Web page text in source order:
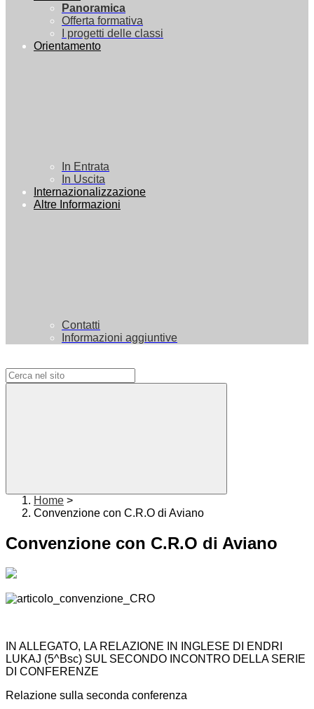
Panoramica
Offerta formativa
I progetti delle classi
Orientamento
In Entrata
In Uscita
Internazionalizzazione
Altre Informazioni
Contatti
Informazioni aggiuntive
Home >
Convenzione con C.R.O di Aviano
Convenzione con C.R.O di Aviano
IN ALLEGATO, LA RELAZIONE IN INGLESE DI ENDRI
LUKAJ (5^Bsc) SUL SECONDO INCONTRO DELLA SERIE
DI CONFERENZE
Relazione sulla seconda conferenza